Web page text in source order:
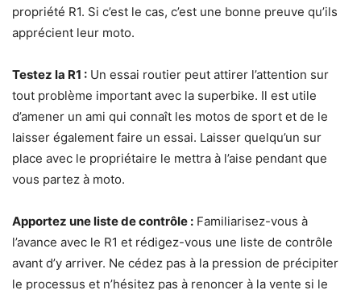
propriété R1. Si c’est le cas, c’est une bonne preuve qu’ils
apprécient leur moto.
Testez la R1 : Un essai routier peut attirer l’attention sur
tout problème important avec la superbike. Il est utile
d’amener un ami qui connaît les motos de sport et de le
laisser également faire un essai. Laisser quelqu’un sur
place avec le propriétaire le mettra à l’aise pendant que
vous partez à moto.
Apportez une liste de contrôle : Familiarisez-vous à
l’avance avec le R1 et rédigez-vous une liste de contrôle
avant d’y arriver. Ne cédez pas à la pression de précipiter
le processus et n’hésitez pas à renoncer à la vente si le